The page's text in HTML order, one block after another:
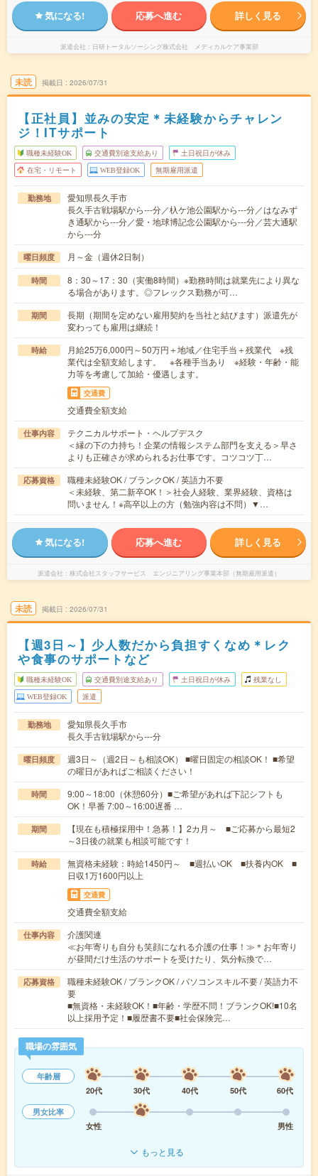
気になる! 応募へ進む 詳しく見る
派遣会社 日研トータルソーシング株式会社 メディカルケア事業部
未読 掲載日 2026/07/31
【正社員】並みの安定＊未経験からチャレン
ジ！ITサポート
職種未経験OK 交通費別途支給あり 土日祝日が休み
在宅・リモート WEB登録OK 無期雇用派遣
勤務地
愛知県長久手市
長久手古戦場駅から---分／杁ケ池公園駅から---分／はなみず
き通駅から---分／愛・地球博記念公園駅から---分／芸大通駅
から---分
曜日頻度 月～金（週休2日制）
時間
8：30～17：30（実働8時間）※勤務時間は就業先により異な
る場合があります。◎フレックス勤務が可…
期間
長期（期間を定めない雇用契約を当社と結びます）派遣先が
変わっても雇用は継続！
時給
月給25万6,000円～50万円＋地域／住宅手当＋残業代 ※残
業代は全額支給します。 ※各種手当あり ※経験・年齢・能
力等を考慮して加給・優遇します。
交通費
交通費全額支給
仕事内容
テクニカルサポート・ヘルプデスク
＜縁の下の力持ち！企業の情報システム部門を支える＞早さ
よりも正確さが求められるお仕事です。コツコツ丁…
応募資格
職種未経験OK / ブランクOK / 英語力不要
＜未経験、第二新卒OK！＞社会人経験、業界経験、資格は
問いません！※高卒以上の方（勉強内容は不問）▼…
気になる! 応募へ進む 詳しく見る
派遣会社 株式会社スタッフサービス エンジニアリング事業本部（無期雇用派遣）
未読 掲載日 2026/07/31
【週3日～】少人数だから負担すくなめ＊レク
や食事のサポートなど
職種未経験OK 交通費別途支給あり 土日祝日が休み 残業なし
WEB登録OK 派遣
勤務地
愛知県長久手市
長久手古戦場駅から---分
曜日頻度
週3日～（週2日～も相談OK） ■曜日固定の相談OK！ ■希望
の曜日があればご相談ください！
時間
9:00～18:00（休憩60分）■ご希望があれば下記シフトも
OK！早番 7:00～16:00遅番 …
期間
【現在も積極採用中！急募！】2カ月～ ■ご応募から最短2
～3日後の就業も相談可能です！
時給
無資格未経験：時給1450円～ ■週払いOK ■扶養内OK ■
日収1万1600円以上
交通費
交通費全額支給
仕事内容
介護関連
≪お年寄りも自分も笑顔になれる介護の仕事！≫＊お年寄り
が昼間だけ生活のサポートを受けたり、気分転換で…
応募資格
職種未経験OK / ブランクOK / パソコンスキル不要 / 英語力不
要
■無資格・未経験OK！■年齢・学歴不問！ブランクOK!■10名
以上採用予定！■履歴書不要■社会保険完…
職場の雰囲気
年齢層
20代
30代 40代 50代
60代
男女比率
女性
男性
もっと見る